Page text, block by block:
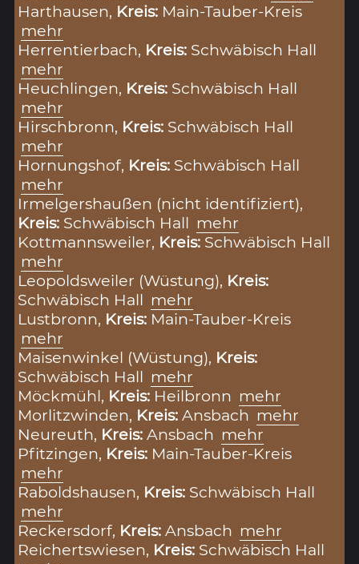
Harthausen, Kreis: Main-Tauber-Kreis
mehr
Herrentierbach, Kreis: Schwäbisch Hall
mehr
Heuchlingen, Kreis: Schwäbisch Hall
mehr
Hirschbronn, Kreis: Schwäbisch Hall
mehr
Hornungshof, Kreis: Schwäbisch Hall
mehr
Irmelgershaußen (nicht identifiziert),
Kreis: Schwäbisch Hall mehr
Kottmannsweiler, Kreis: Schwäbisch Hall
mehr
Leopoldsweiler (Wüstung), Kreis:
Schwäbisch Hall mehr
Lustbronn, Kreis: Main-Tauber-Kreis
mehr
Maisenwinkel (Wüstung), Kreis:
Schwäbisch Hall mehr
Möckmühl, Kreis: Heilbronn mehr
Morlitzwinden, Kreis:Ansbach mehr
Neureuth, Kreis:Ansbach mehr
Pfitzingen, Kreis: Main-Tauber-Kreis
mehr
Raboldshausen, Kreis: Schwäbisch Hall
mehr
Reckersdorf, Kreis:Ansbach mehr
Reichertswiesen, Kreis: Schwäbisch Hall